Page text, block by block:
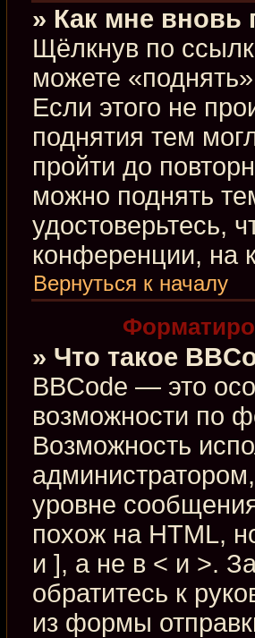
» Как мне
Щёлкнув по
можете
Если этого не
поднятия тем
пройти до
можно поднять
удостоверьтесь,
конференции, на
Вернуться к началу
» Что такое
BBCode — это
возможности по
Возможность
уровне
похож на HTML,
и ], а не в < и >.
обратитесь к
из формы